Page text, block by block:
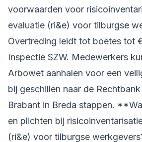
voorwaarden voor
evaluatie (ri&e) voor tilburgse
Overtreding leidt tot boetes tot
Inspectie SZW. Medewerkers
Arbowet aanhalen voor een
bij geschillen naar de
Brabant in Breda stappen.
en plichten bij
(ri&e) voor tilburgse